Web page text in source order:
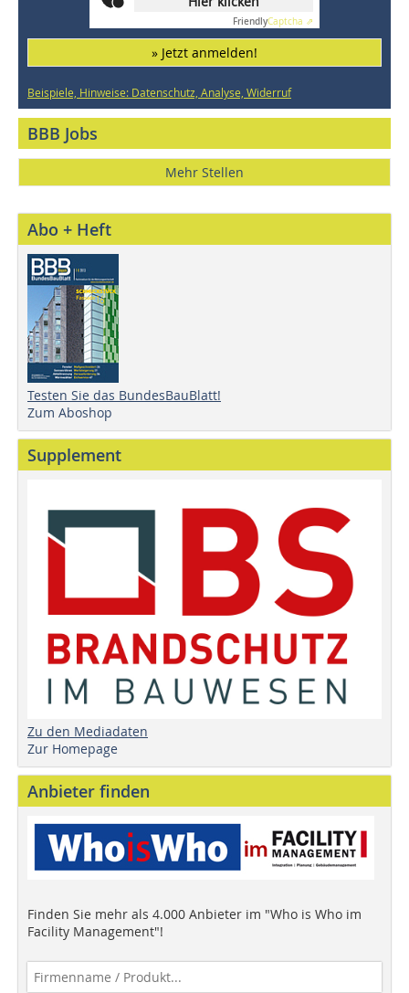
FriendlyCaptcha ⇗
» Jetzt anmelden!
Beispiele, Hinweise: Datenschutz, Analyse, Widerruf
BBB Jobs
Mehr Stellen
Abo + Heft
Testen Sie das BundesBauBlatt!
Zum Aboshop
Supplement
Zu den Mediadaten
Zur Homepage
Anbieter finden
Finden Sie mehr als 4.000 Anbieter im "Who is Who im
Facility Management"!